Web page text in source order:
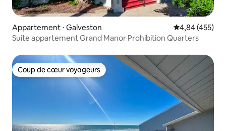
Appartement ⋅ Galveston Évaluation
4,84 (455)
Suite appartement Grand Manor Prohibition Quarters
Coup de cœur voyageurs
Coup de cœur voyageurs